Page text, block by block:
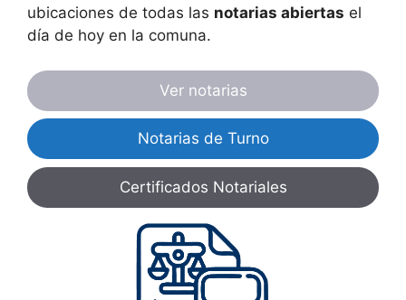
ubicaciones de todas las notarias abiertas el
día de hoy en la comuna.
Ver notarias
Notarias de Turno
Certificados Notariales